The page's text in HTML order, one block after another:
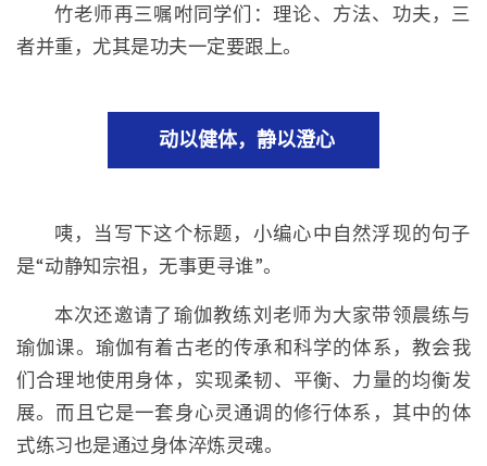
竹老师再三嘱咐同学们：理论、方法、功夫，三
者并重，尤其是功夫一定要跟上。
动以健体，静以澄心
咦，当写下这个标题，小编心中自然浮现的句子
是“动静知宗祖，无事更寻谁”。
本次还邀请了瑜伽教练刘老师为大家带领晨练与
瑜伽课。瑜伽有着古老的传承和科学的体系，教会我
们合理地使用身体，实现柔韧、平衡、力量的均衡发
展。而且它是一套身心灵通调的修行体系，其中的体
式练习也是通过身体淬炼灵魂。